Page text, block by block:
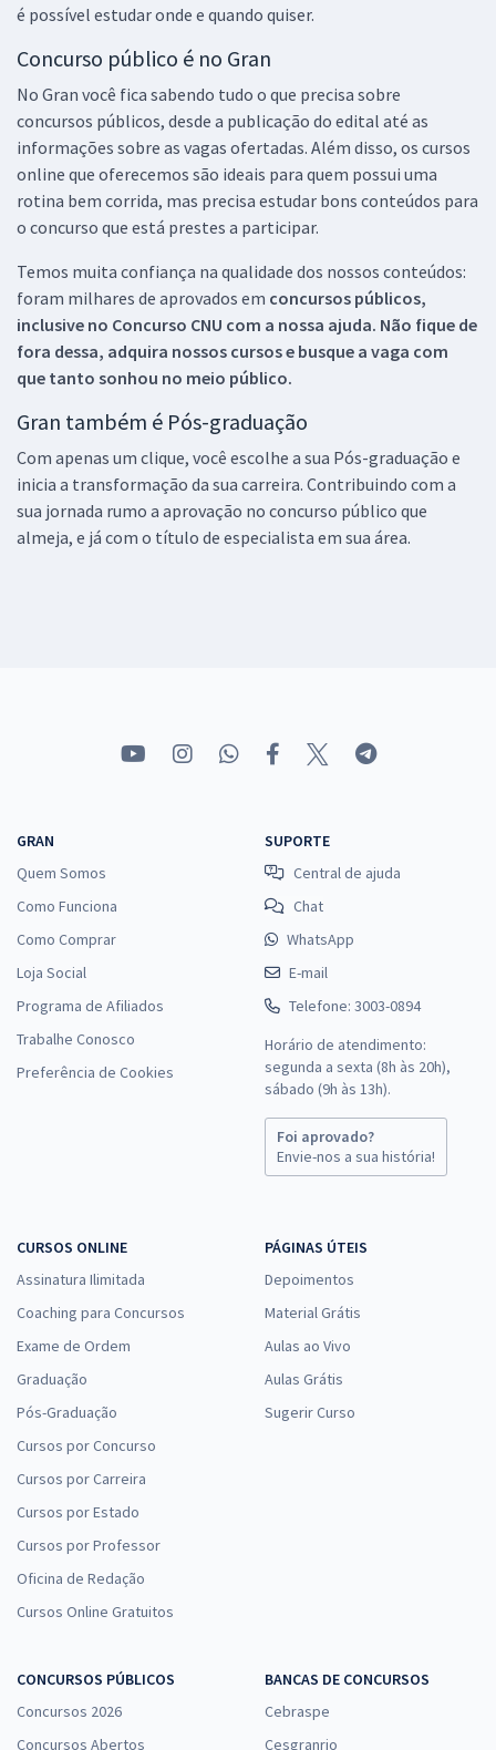
é possível estudar onde e quando quiser.
Concurso público é no Gran
No Gran você fica sabendo tudo o que precisa sobre
concursos públicos, desde a publicação do edital até as
informações sobre as vagas ofertadas. Além disso, os cursos
online que oferecemos são ideais para quem possui uma
rotina bem corrida, mas precisa estudar bons conteúdos para
o concurso que está prestes a participar.
Temos muita confiança na qualidade dos nossos conteúdos:
foram milhares de aprovados em concursos públicos,
inclusive no Concurso CNU com a nossa ajuda. Não fique de
fora dessa, adquira nossos cursos e busque a vaga com
que tanto sonhou no meio público.
Gran também é Pós-graduação
Com apenas um clique, você escolhe a sua Pós-graduação e
inicia a transformação da sua carreira. Contribuindo com a
sua jornada rumo a aprovação no concurso público que
almeja, e já com o título de especialista em sua área.
GRAN
Quem Somos
Como Funciona
Como Comprar
Loja Social
Programa de Afiliados
Trabalhe Conosco
Preferência de Cookies
SUPORTE
Central de ajuda
Chat
WhatsApp
E-mail
Telefone: 3003-0894
Horário de atendimento:
segunda a sexta (8h às 20h),
sábado (9h às 13h).
Foi aprovado?
Envie-nos a sua história!
CURSOS ONLINE
Assinatura Ilimitada
Coaching para Concursos
Exame de Ordem
Graduação
Pós-Graduação
Cursos por Concurso
Cursos por Carreira
Cursos por Estado
Cursos por Professor
Oficina de Redação
Cursos Online Gratuitos
PÁGINAS ÚTEIS
Depoimentos
Material Grátis
Aulas ao Vivo
Aulas Grátis
Sugerir Curso
CONCURSOS PÚBLICOS
Concursos 2026
Concursos Abertos
BANCAS DE CONCURSOS
Cebraspe
Cesgranrio